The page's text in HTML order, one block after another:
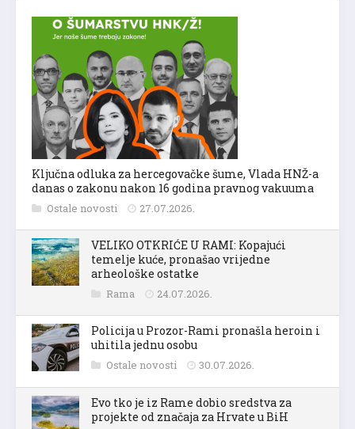
Ključna odluka za hercegovačke šume, Vlada HNŽ-a
danas o zakonu nakon 16 godina pravnog vakuuma
Ostale novosti 27.07.2026.
VELIKO OTKRIĆE U RAMI: Kopajući
temelje kuće, pronašao vrijedne
arheološke ostatke
Rama 24.07.2026.
Policija u Prozor-Rami pronašla heroin i
uhitila jednu osobu
Ostale novosti 30.07.2026.
Evo tko je iz Rame dobio sredstva za
projekte od značaja za Hrvate u BiH